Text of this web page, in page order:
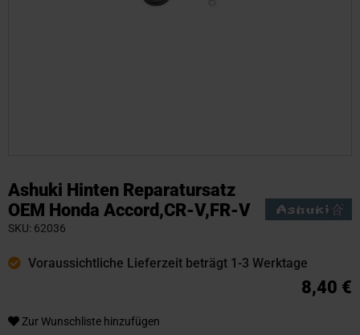
Ashuki Hinten Reparatursatz
OEM Honda Accord,CR-V,FR-V
SKU 62036
Voraussichtliche Lieferzeit beträgt 1-3 Werktage
8,40 €
Zur Wunschliste hinzufügen
Anfang
der
Bildgalerie